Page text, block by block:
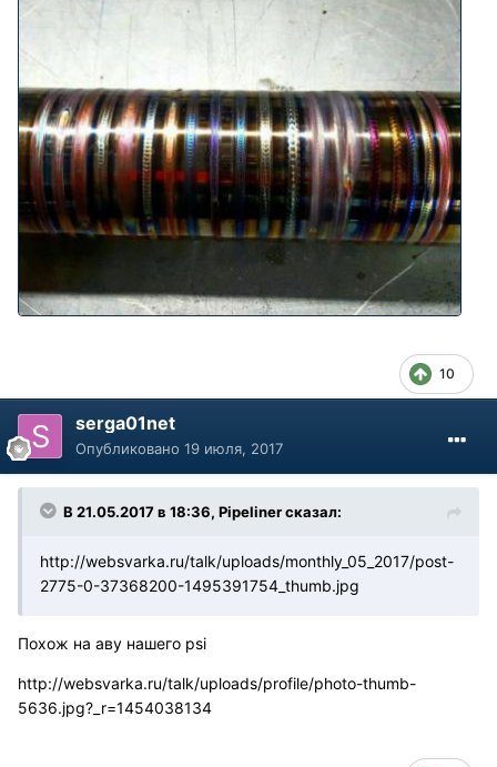
10
serga01net
Опубликовано 19 июля, 2017
В 21.05.2017 в 18:36, Pipeliner сказал:
http://websvarka.ru/talk/uploads/monthly_05_2017/post-
2775-0-37368200-1495391754_thumb.jpg
Похож на аву нашего psi
http://websvarka.ru/talk/uploads/profile/photo-thumb-
5636.jpg?_r=1454038134